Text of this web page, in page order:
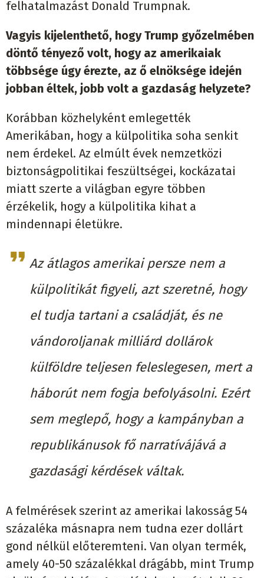
felhatalmazást Donald Trumpnak.
Vagyis kijelenthető, hogy Trump győzelmében
döntő tényező volt, hogy az amerikaiak
többsége úgy érezte, az ő elnöksége idején
jobban éltek, jobb volt a gazdaság helyzete?
Korábban közhelyként emlegették
Amerikában, hogy a külpolitika soha senkit
nem érdekel. Az elmúlt évek nemzetközi
biztonságpolitikai feszültségei, kockázatai
miatt szerte a világban egyre többen
érzékelik, hogy a külpolitika kihat a
mindennapi életükre.
Az átlagos amerikai persze nem a
külpolitikát figyeli, azt szeretné, hogy
el tudja tartani a családját, és ne
vándoroljanak milliárd dollárok
külföldre teljesen feleslegesen, mert a
háborút nem fogja befolyásolni. Ezért
sem meglepő, hogy a kampányban a
republikánusok fő narratívájává a
gazdasági kérdések váltak.
A felmérések szerint az amerikai lakosság 54
százaléka másnapra nem tudna ezer dollárt
gond nélkül előteremteni. Van olyan termék,
amely 40-50 százalékkal drágább, mint Trump